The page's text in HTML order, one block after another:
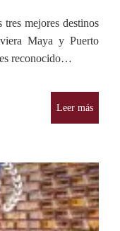
mejores destinos
Maya y Puerto
reconocido…
Leer más